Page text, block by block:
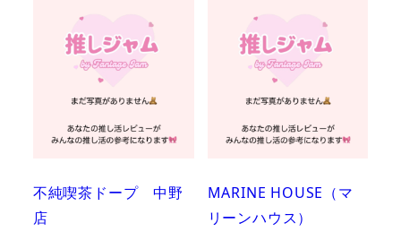
不純喫茶ドープ 中野
店
MARINE HOUSE（マ
リーンハウス）